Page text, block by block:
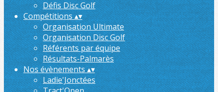
Défis Disc Golf
Compétitions▴▾
Organisation Ultimate
Organisation Disc Golf
Référents par équipe
Résultats-Palmarès
Nos évènements▴▾
Ladie'Jonctées